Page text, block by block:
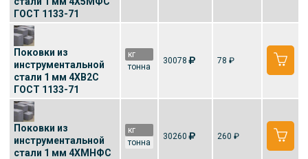
ГОСТ 1133-71
Поковки из
инструментальной
стали 1 мм 4ХВ2С
ГОСТ 1133-71
кг
тонна
30078 78 ₽
Поковки из
инструментальной
стали 1 мм 4ХМНФС
кг
тонна
30260 260 ₽